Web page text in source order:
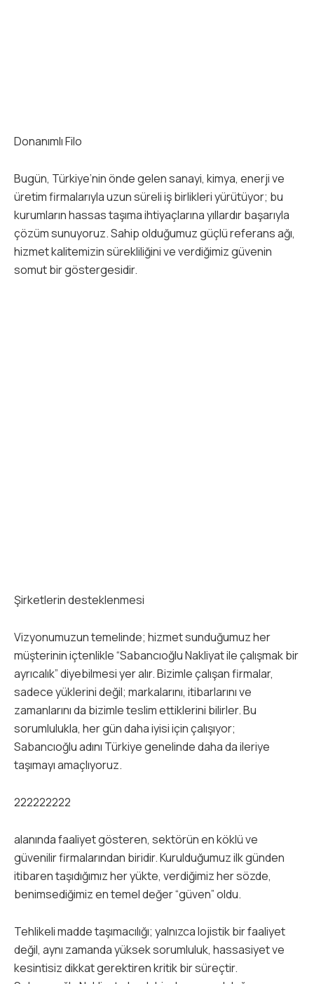
Donanımlı Filo
Bugün, Türkiye’nin önde gelen sanayi, kimya, enerji ve
üretim firmalarıyla uzun süreli iş birlikleri yürütüyor; bu
kurumların hassas taşıma ihtiyaçlarına yıllardır başarıyla
çözüm sunuyoruz. Sahip olduğumuz güçlü referans ağı,
hizmet kalitemizin sürekliliğini ve verdiğimiz güvenin
somut bir göstergesidir.
Şirketlerin desteklenmesi
Vizyonumuzun temelinde; hizmet sunduğumuz her
müşterinin içtenlikle “Sabancıoğlu Nakliyat ile çalışmak bir
ayrıcalık” diyebilmesi yer alır. Bizimle çalışan firmalar,
sadece yüklerini değil; markalarını, itibarlarını ve
zamanlarını da bizimle teslim ettiklerini bilirler. Bu
sorumlulukla, her gün daha iyisi için çalışıyor;
Sabancıoğlu adını Türkiye genelinde daha da ileriye
taşımayı amaçlıyoruz.
222222222
alanında faaliyet gösteren, sektörün en köklü ve
güvenilir firmalarından biridir. Kurulduğumuz ilk günden
itibaren taşıdığımız her yükte, verdiğimiz her sözde,
benimsediğimiz en temel değer “güven” oldu.
Tehlikeli madde taşımacılığı; yalnızca lojistik bir faaliyet
değil, aynı zamanda yüksek sorumluluk, hassasiyet ve
kesintisiz dikkat gerektiren kritik bir süreçtir.